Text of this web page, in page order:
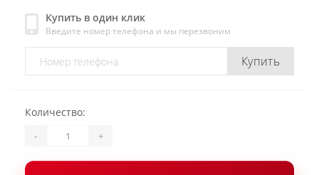
Купить в один клик
Введите номер телефона и мы перезвоним
Купить
Количество:
- +